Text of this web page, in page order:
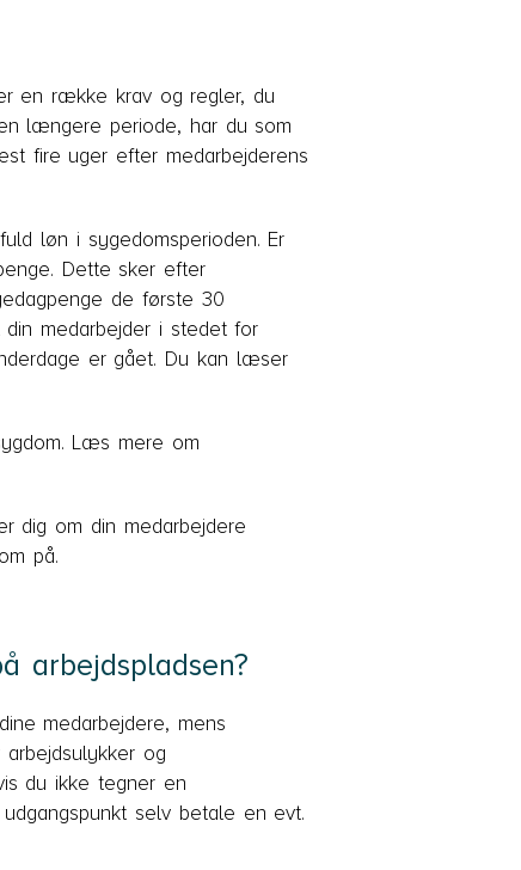
en række krav og regler, du
længere periode, har du som
fire uger efter medarbejderens
løn i sygedomsperioden. Er
Dette sker efter
de første 30
medarbejder i stedet for
er gået. Du kan læser
Læs mere om
dig om din medarbejdere
på.
arbejdspladsen?
medarbejdere, mens
og
du ikke tegner en
selv betale en evt.